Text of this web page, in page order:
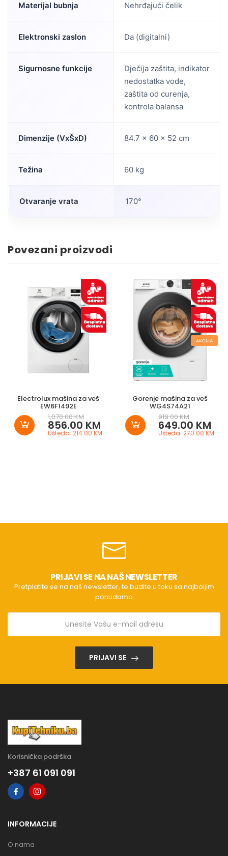
Materijal bubnja Nehrđajući čelik
Elektronski zaslon Da (digitalni)
Sigurnosne funkcije
Dječija zaštita, indikator
nedostatka vode,
zaštita od curenja,
kontrola balansa
Dimenzije (VxŠxD) 84.7 × 60 × 52 cm
Težina 60 kg
Otvaranje vrata 170°
Povezani proizvodi
Electrolux mašina za veš
EW6F1492E
1,070.00 KM
856.00 KM
Ušteda: 214.00 KM
AKCIJA
Gorenje mašina za veš
WG4S74A21
919.00 KM
649.00 KM
Ušteda: 270.00 KM
PRIJAVI SE NA NAŠ NEWSLETTER
Pretplatite se na naš newsletter, te budite u toku sa najboljim
ponudama
PRIJAVI SE
Korisnička podrška
+387 61 091 091
INFORMACIJE
O nama